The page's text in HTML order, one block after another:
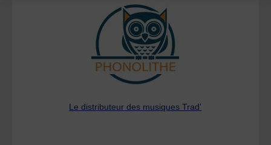
Le distributeur des musiques Trad'